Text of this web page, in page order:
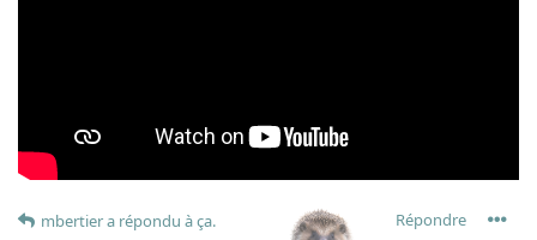
Répondre
mbertiera répondu à ça.